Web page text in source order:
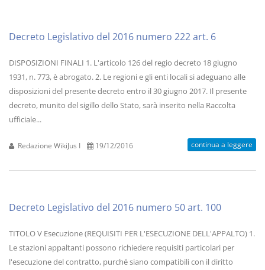
Decreto Legislativo del 2016 numero 222 art. 6
DISPOSIZIONI FINALI 1. L'articolo 126 del regio decreto 18 giugno
1931, n. 773, è abrogato. 2. Le regioni e gli enti locali si adeguano alle
disposizioni del presente decreto entro il 30 giugno 2017. Il presente
decreto, munito del sigillo dello Stato, sarà inserito nella Raccolta
ufficiale...
Redazione WikiJus I 19/12/2016 continua a leggere
Decreto Legislativo del 2016 numero 50 art. 100
TITOLO V Esecuzione (REQUISITI PER L'ESECUZIONE DELL'APPALTO) 1.
Le stazioni appaltanti possono richiedere requisiti particolari per
l'esecuzione del contratto, purché siano compatibili con il diritto